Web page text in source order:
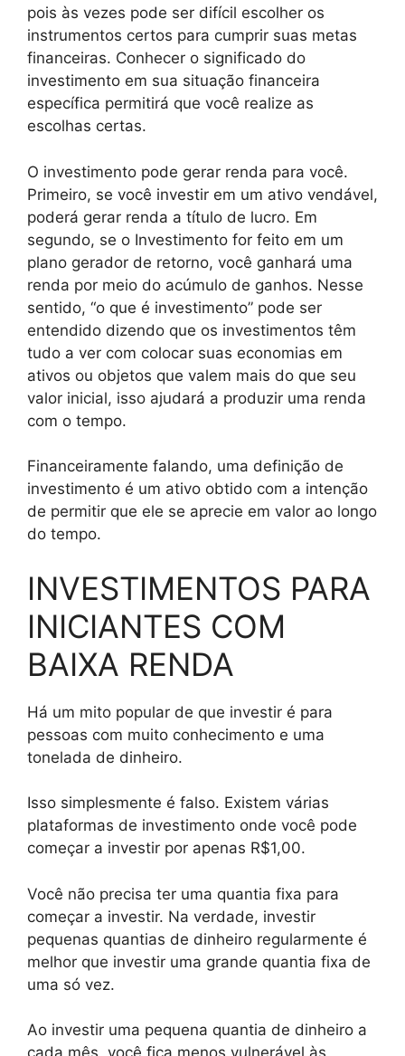
pois às vezes pode ser difícil escolher os
instrumentos certos para cumprir suas metas
financeiras. Conhecer o significado do
investimento em sua situação financeira
específica permitirá que você realize as
escolhas certas.
O investimento pode gerar renda para você.
Primeiro, se você investir em um ativo vendável,
poderá gerar renda a título de lucro. Em
segundo, se o Investimento for feito em um
plano gerador de retorno, você ganhará uma
renda por meio do acúmulo de ganhos. Nesse
sentido, “o que é investimento” pode ser
entendido dizendo que os investimentos têm
tudo a ver com colocar suas economias em
ativos ou objetos que valem mais do que seu
valor inicial, isso ajudará a produzir uma renda
com o tempo.
Financeiramente falando, uma definição de
investimento é um ativo obtido com a intenção
de permitir que ele se aprecie em valor ao longo
do tempo.
INVESTIMENTOS PARA
INICIANTES COM
BAIXA RENDA
Há um mito popular de que investir é para
pessoas com muito conhecimento e uma
tonelada de dinheiro.
Isso simplesmente é falso. Existem várias
plataformas de investimento onde você pode
começar a investir por apenas R$1,00.
Você não precisa ter uma quantia fixa para
começar a investir. Na verdade, investir
pequenas quantias de dinheiro regularmente é
melhor que investir uma grande quantia fixa de
uma só vez.
Ao investir uma pequena quantia de dinheiro a
cada mês, você fica menos vulnerável às